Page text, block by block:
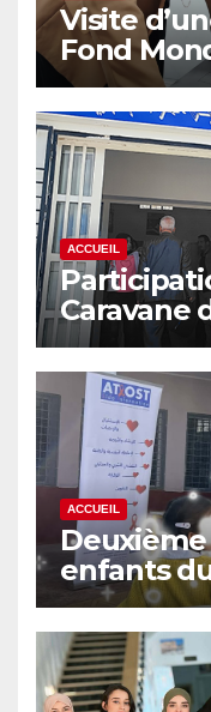
Visite
Fond
ATIOST –
ACCUEIL
Caravane
(Kef) – 17
ACCUEIL
enfants